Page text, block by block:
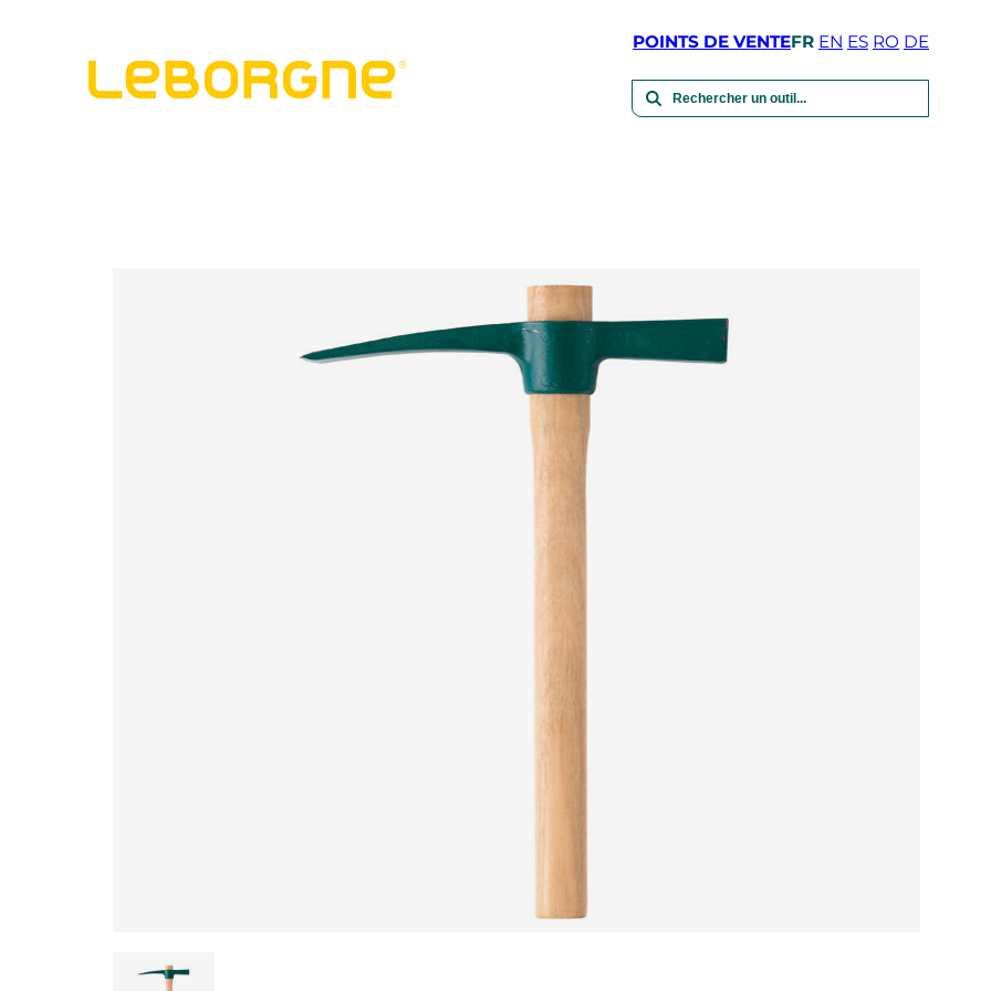
POINTS DE VENTEFR EN ES RO DE